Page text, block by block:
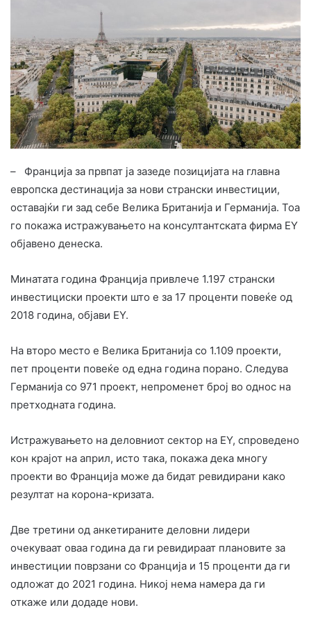
– Франција за првпат ја зазеде позицијата на главна
европска дестинација за нови странски инвестиции,
оставајќи ги зад себе Велика Британија и Германија. Тоа
го покажа истражувањето на консултантската фирма EY
објавено денеска.
Минатата година Франција привлече 1.197 странски
инвестициски проекти што е за 17 проценти повеќе од
2018 година, објави EY.
На второ место е Велика Британија со 1.109 проекти,
пет проценти повеќе од една година порано. Следува
Германија со 971 проект, непроменет број во однос на
претходната година.
Истражувањето на деловниот сектор на EY, спроведено
кон крајот на април, исто така, покажа дека многу
проекти во Франција може да бидат ревидирани како
резултат на корона-кризата.
Две третини од анкетираните деловни лидери
очекуваат оваа година да ги ревидираат плановите за
инвестиции поврзани со Франција и 15 проценти да ги
одложат до 2021 година. Никој нема намера да ги
откаже или додаде нови.